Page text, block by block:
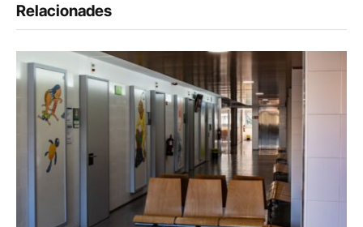
Relacionades